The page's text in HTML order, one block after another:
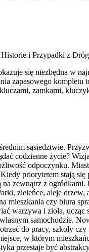
Historie i Przypadki z Dróg
się niezbędna w
zapasowego
zamkami,
sąsiedztwie.
codzienne życie?
odpoczynku.
priorytetem stają
zewnątrz z
zieleńce, aleje
mieszkania czy biura
warzywa i zioła,
samochodzie.
do pracy, szkoły
w którym
przestaje być